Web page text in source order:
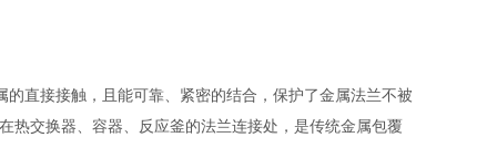
直接接触，且能可靠、紧密的结合，保护了金属法兰不被
热交换器、容器、反应釜的法兰连接处，是传统金属包覆